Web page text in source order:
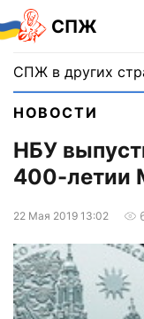
СПЖ
СПЖ в других
НОВОСТИ
НБУ
400-летии
22 Мая 2019 13:02